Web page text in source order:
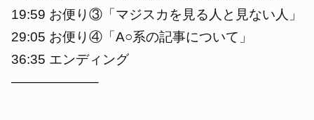
19:59 お便り③「マジスカを見る人と見ない人」
29:05 お便り④「A○系の記事について」
36:35 エンディング
——————–